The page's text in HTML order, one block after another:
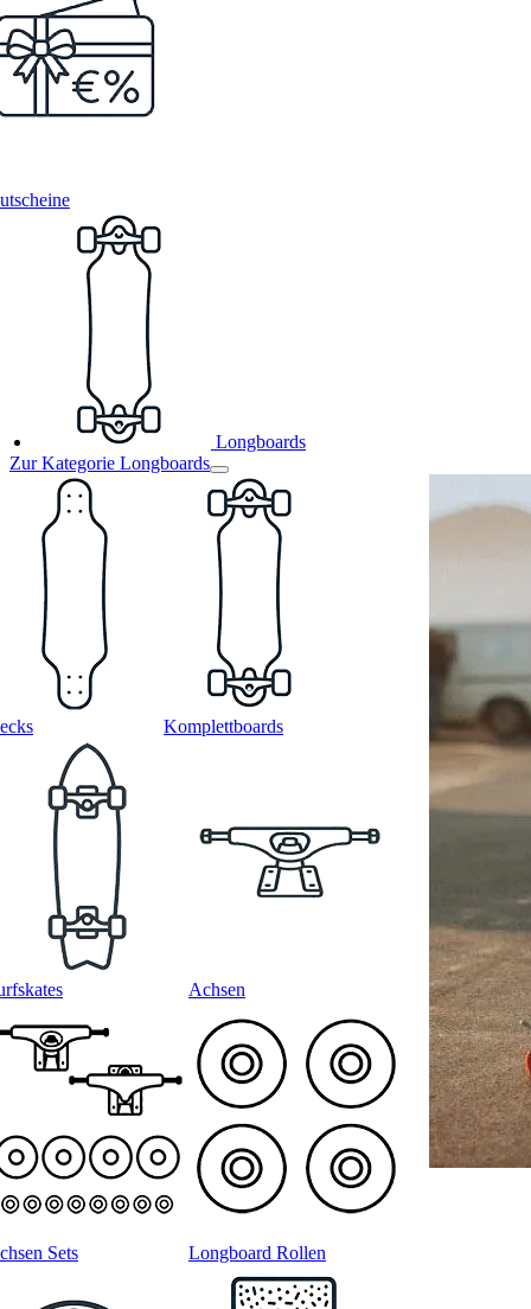
Longboards
Zur Kategorie Longboards
Komplettboards
Achsen
Sets Longboard Rollen